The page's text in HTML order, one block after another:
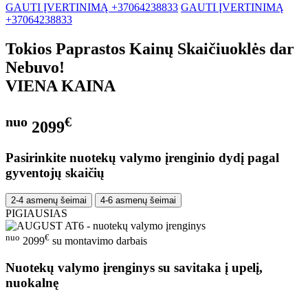
GAUTI ĮVERTINIMĄ +37064238833 GAUTI ĮVERTINIMĄ
+37064238833
Tokios Paprastos Kainų Skaičiuoklės dar
Nebuvo!
VIENA KAINA
nuo 2099€
Pasirinkite nuotekų valymo įrenginio dydį pagal
gyventojų skaičių
2-4 asmenų šeimai 4-6 asmenų šeimai
PIGIAUSIAS
nuo 2099€ su montavimo darbais
Nuotekų valymo įrenginys su savitaka į upelį,
nuokalnę